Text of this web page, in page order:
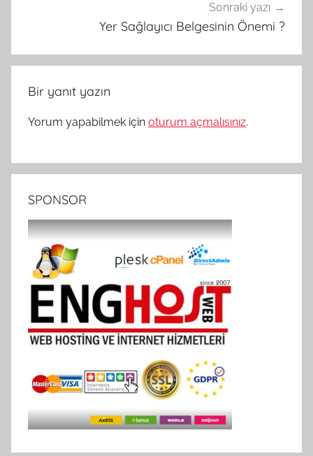
Sonraki yazı
Yer Sağlayıcı Belgesinin Önemi ?
Bir yanıt yazın
Yorum yapabilmek için oturum açmalısınız.
SPONSOR